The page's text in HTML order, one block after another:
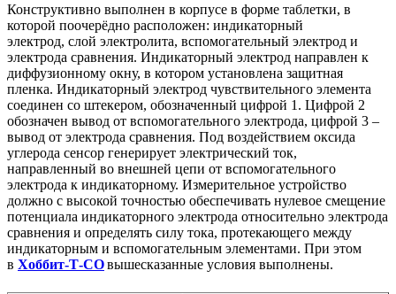
Конструктивно выполнен в корпусе в форме таблетки, в
которой поочерёдно расположен: индикаторный
электрод, слой электролита, вспомогательный электрод и
электрода сравнения. Индикаторный электрод направлен к
диффузионному окну, в котором установлена защитная
пленка. Индикаторный электрод чувствительного элемента
соединен со штекером, обозначенный цифрой 1. Цифрой 2
обозначен вывод от вспомогательного электрода, цифрой 3 –
вывод от электрода сравнения. Под воздействием оксида
углерода сенсор генерирует электрический ток,
направленный во внешней цепи от вспомогательного
электрода к индикаторному. Измерительное устройство
должно с высокой точностью обеспечивать нулевое смещение
потенциала индикаторного электрода относительно электрода
сравнения и определять силу тока, протекающего между
индикаторным и вспомогательным элементами. При этом
в Хоббит-Т-COвышесказанные условия выполнены.